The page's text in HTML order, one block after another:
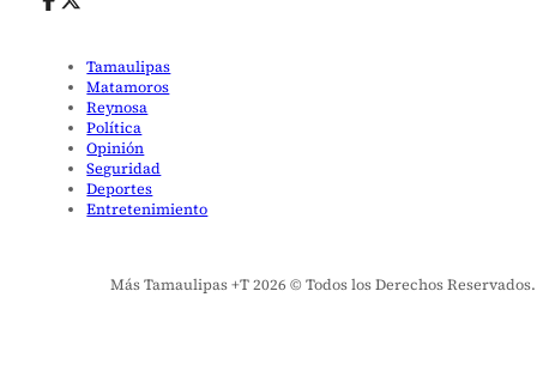
Tamaulipas
Matamoros
Reynosa
Política
Opinión
Seguridad
Deportes
Entretenimiento
Más Tamaulipas +T 2026 © Todos los Derechos